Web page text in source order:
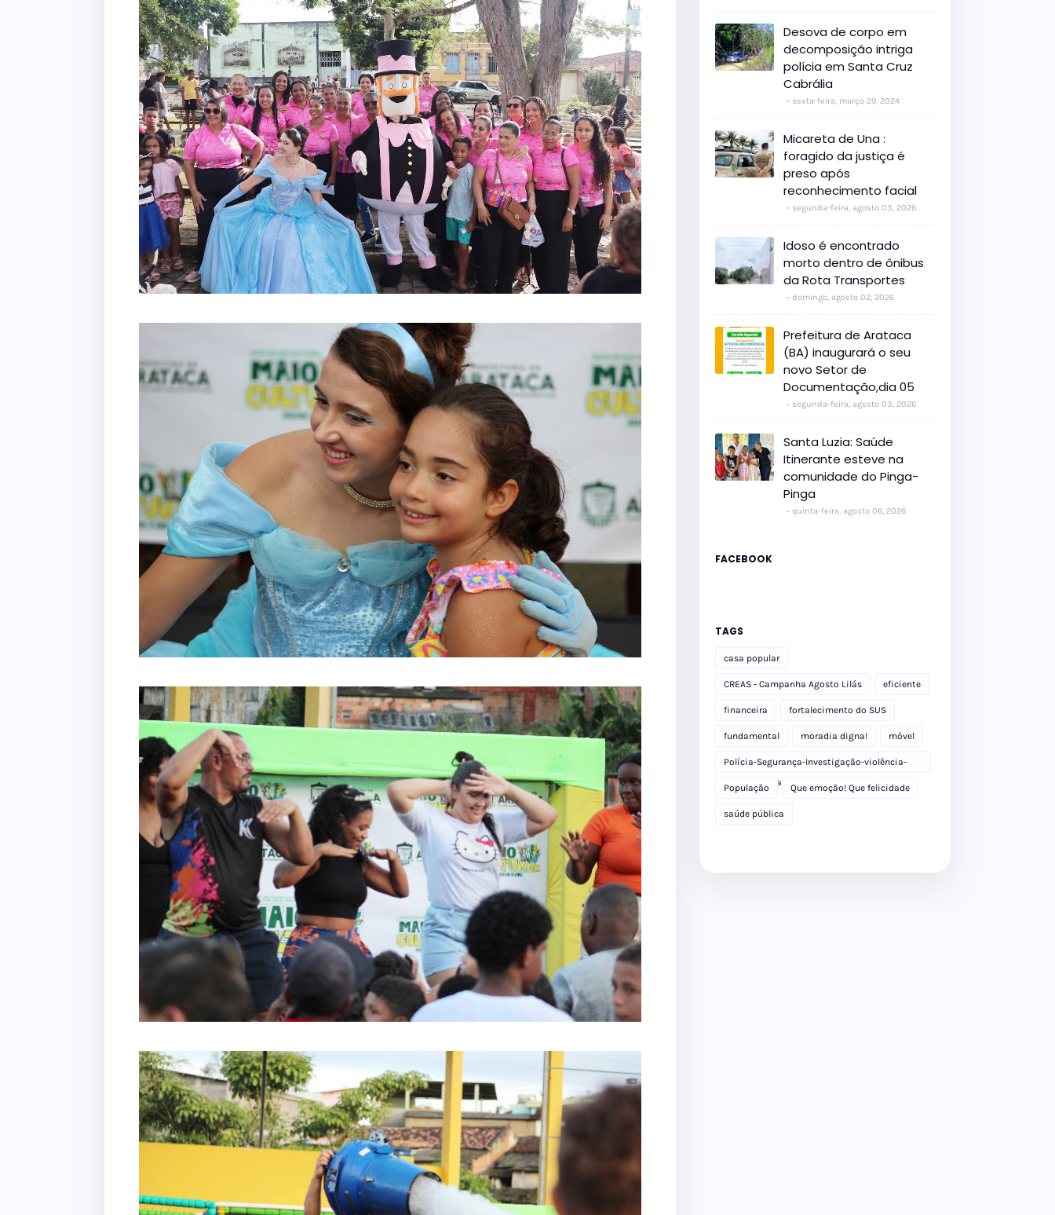
Desova de corpo em
decomposição intriga
polícia em Santa Cruz
Cabrália
sexta-feira, março 29, 2024
Micareta de Una :
foragido da justiça é
preso após
reconhecimento facial
segunda-feira, agosto 03, 2026
Idoso é encontrado
morto dentro de ônibus
da Rota Transportes
domingo, agosto 02, 2026
Prefeitura de Arataca
(BA) inaugurará o seu
novo Setor de
Documentação,dia 05
segunda-feira, agosto 03, 2026
Santa Luzia: Saúde
Itinerante esteve na
comunidade do Pinga-
Pinga
quinta-feira, agosto 06, 2026
FACEBOOK
TAGS
casa popular
CREAS - Campanha Agosto Lilás eficiente
financeira fortalecimento do SUS
fundamental moradia digna! móvel
Polícia-Segurança-Investigação-violência-
Polícia Militar-delegacia
População Que emoção! Que felicidade
saúde pública